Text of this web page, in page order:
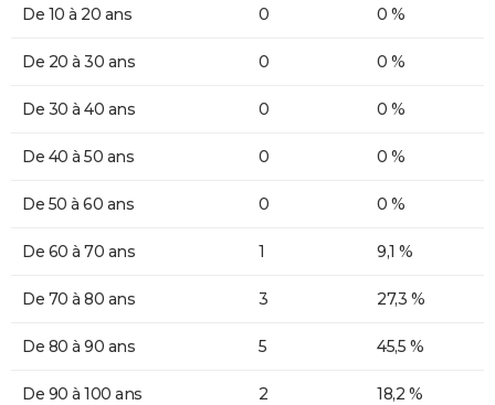
De 10 à 20 ans 0 0 %
De 20 à 30 ans 0 0 %
De 30 à 40 ans 0 0 %
De 40 à 50 ans 0 0 %
De 50 à 60 ans 0 0 %
De 60 à 70 ans 1 9,1 %
De 70 à 80 ans 3 27,3 %
De 80 à 90 ans 5 45,5 %
De 90 à 100 ans 2 18,2 %